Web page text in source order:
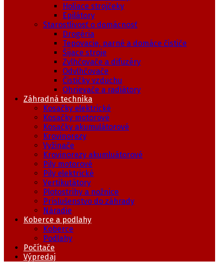
Holiace strojčeky
Epilátory
Starostlivosť o domácnosť
Drogéria
Tepovacie, parné a domáce čističe
Šijace stroje
Zvlhčovače a difuzéry
Odvlhčovače
Čističky vzduchu
Ohrievače a radiátory
Záhradná technika
Kosačky elektrické
Kosačky motorové
Kosačky akumulátorové
Krovinorezy
Vyžinače
Krovinorezy akumluátorové
Pily motorové
Pily elektrické
Vertikutátory
Plotostrihy a nožnice
Príslušenstvo do záhrady
Náradie
Koberce a podlahy
Koberce
Podlahy
Počítače
Výpredaj